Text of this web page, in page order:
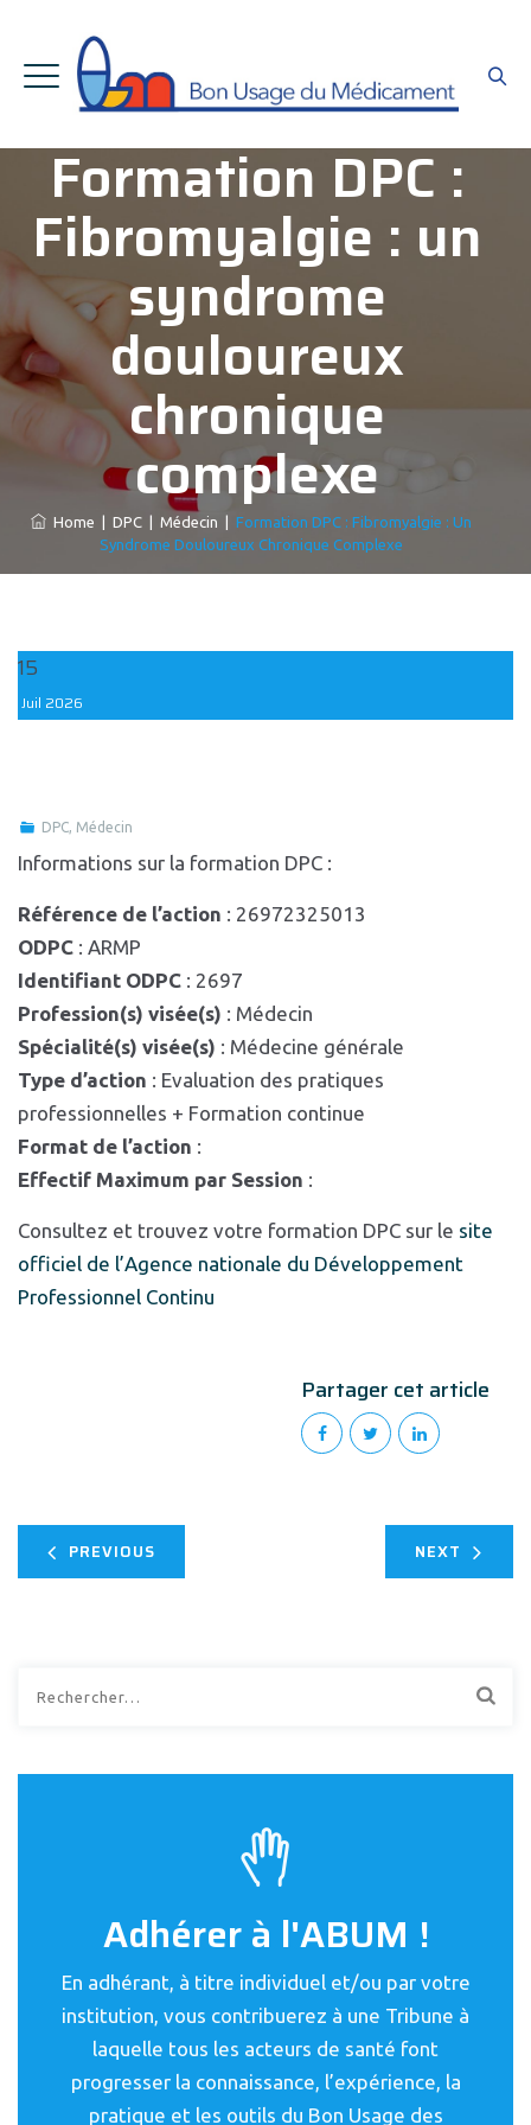
Formation DPC :
Fibromyalgie : un
syndrome
douloureux
chronique
complexe
Home DPC| Médecin
Formation DPC : Fibromyalgie : Un
Syndrome Douloureux Chronique Complexe
15
Juil 2026
DPC, Médecin
Informations sur la formation DPC :
Référence de l’action : 26972325013
ODPC : ARMP
Identifiant ODPC : 2697
Profession(s) visée(s) : Médecin
Spécialité(s) visée(s) : Médecine générale
Type d’action : Evaluation des pratiques
professionnelles + Formation continue
Format de l’action :
Effectif Maximum par Session :
Consultez et trouvez votre formation DPC sur le site
officiel de l’Agence nationale du Développement
Professionnel Continu
Partager cet article
PREVIOUS NEXT
Adhérer à l'ABUM !
En adhérant, à titre individuel et/ou par votre
institution, vous contribuerez à une Tribune à
laquelle tous les acteurs de santé font
progresser la connaissance, l’expérience, la
pratique et les outils du Bon Usage des